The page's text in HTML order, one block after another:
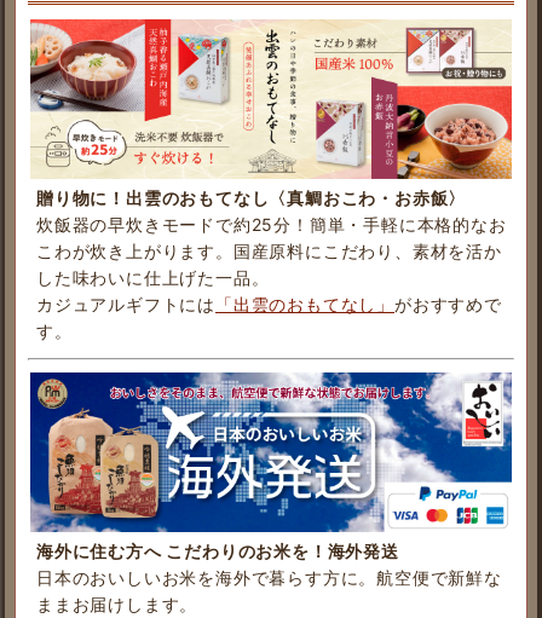
贈り物に！出雲のおもてなし〈真鯛おこわ・お赤飯〉
炊飯器の早炊きモードで約25分！簡単・手軽に本格的なお
こわが炊き上がります。国産原料にこだわり、素材を活か
した味わいに仕上げた一品。
カジュアルギフトには 「出雲のおもてなし」がおすすめで
す。
海外に住む方へ こだわりのお米を！海外発送
日本のおいしいお米を海外で暮らす方に。航空便で新鮮な
ままお届けします。